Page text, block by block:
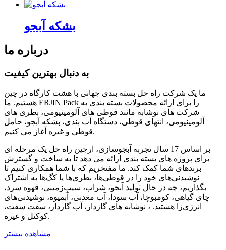
بشکه آبجو
درباره ما
به دنبال بهترین کیفیت
ما یک شرکت راه حل بسته بندی جهانی با هشت کارگاه در چین
هستیم. ما ERJIN Pack را برای ارائه محصولات بسته بندی به
شرکت های نوشابه مانند قوطی های آلومینیومی، بطری های
آلومینیومی، انتهای قوطی، دستگاه آب بندی، بشکه آبجو، حامل
قوطی و غیره آغاز می کنیم.
بر اساس 17 سال تجربه آبجوسازی، ارجین راه حل یک مرحله ای
برای پروژه های بسته بندی ارائه می دهد تا به ساخت و گسترش
برندهای شما کمک کند. ما مفتخریم که با شما همکاری کنیم تا
نوشیدنی‌های خود را در قوطی‌ها، بطری‌ها یا کگ‌ها به اشتراک
بگذاریم، چه در حال تولید آبجو، شراب، سیب‌زمینی، قهوه سرد،
چای گیاهی، کومبوچا، آب سودا، آب معدنی، آبمیوه، نوشیدنی‌های
انرژی‌زا هستید. ، نوشابه های گازدار، آب گازدار، سفت سفت،
کوکتل و غیره.
مشاهده بیشتر